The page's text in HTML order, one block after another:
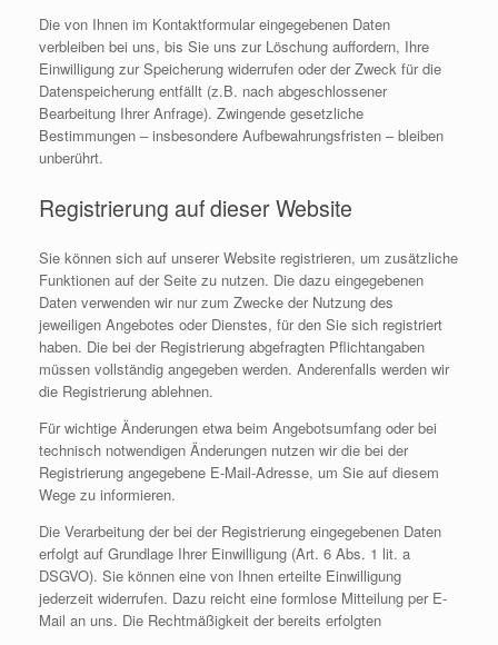
Die von Ihnen im Kontaktformular eingegebenen Daten
verbleiben bei uns, bis Sie uns zur Löschung auffordern, Ihre
Einwilligung zur Speicherung widerrufen oder der Zweck für die
Datenspeicherung entfällt (z.B. nach abgeschlossener
Bearbeitung Ihrer Anfrage). Zwingende gesetzliche
Bestimmungen – insbesondere Aufbewahrungsfristen – bleiben
unberührt.
Registrierung auf dieser Website
Sie können sich auf unserer Website registrieren, um zusätzliche
Funktionen auf der Seite zu nutzen. Die dazu eingegebenen
Daten verwenden wir nur zum Zwecke der Nutzung des
jeweiligen Angebotes oder Dienstes, für den Sie sich registriert
haben. Die bei der Registrierung abgefragten Pflichtangaben
müssen vollständig angegeben werden. Anderenfalls werden wir
die Registrierung ablehnen.
Für wichtige Änderungen etwa beim Angebotsumfang oder bei
technisch notwendigen Änderungen nutzen wir die bei der
Registrierung angegebene E-Mail-Adresse, um Sie auf diesem
Wege zu informieren.
Die Verarbeitung der bei der Registrierung eingegebenen Daten
erfolgt auf Grundlage Ihrer Einwilligung (Art. 6 Abs. 1 lit. a
DSGVO). Sie können eine von Ihnen erteilte Einwilligung
jederzeit widerrufen. Dazu reicht eine formlose Mitteilung per E-
Mail an uns. Die Rechtmäßigkeit der bereits erfolgten